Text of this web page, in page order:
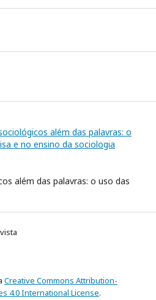
além das palavras: o
e no ensino da sociologia
além das palavras: o uso das
Creative Commons Attribution-
4.0 International License.